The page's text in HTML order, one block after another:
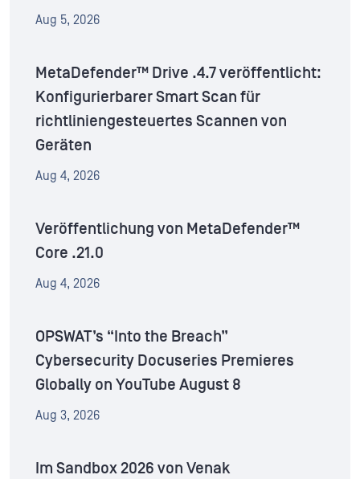
Aug 5, 2026
MetaDefender™ Drive .4.7 veröffentlicht:
Konfigurierbarer Smart Scan für
richtliniengesteuertes Scannen von
Geräten
Aug 4, 2026
Veröffentlichung von MetaDefender™
Core .21.0
Aug 4, 2026
OPSWAT’s “Into the Breach”
Cybersecurity Docuseries Premieres
Globally on YouTube August 8
Aug 3, 2026
Im Sandbox 2026 von Venak